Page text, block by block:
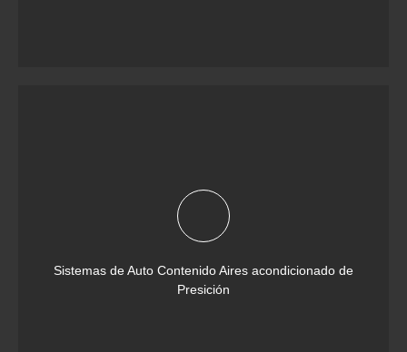
Sistemas de Auto Contenido Aires acondicionado de
Presición